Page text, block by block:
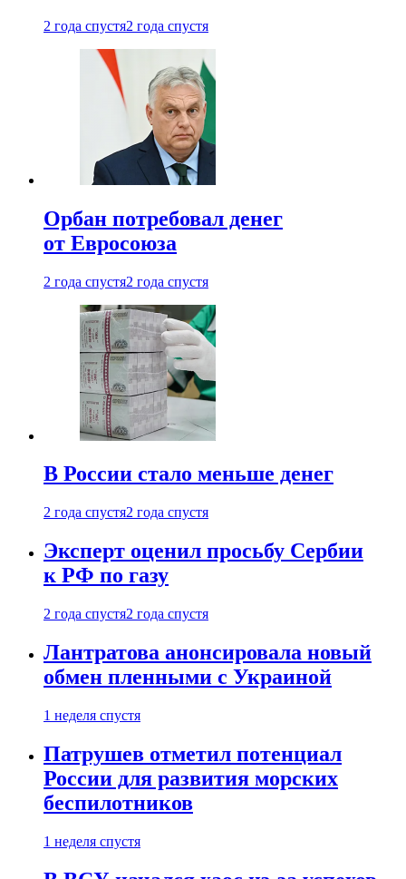
2 года спустя2 года спустя
Орбан потребовал денег
от Евросоюза
2 года спустя2 года спустя
В России стало меньше денег
2 года спустя2 года спустя
Эксперт оценил просьбу Сербии
к РФ по газу
2 года спустя2 года спустя
Лантратова анонсировала новый
обмен пленными с Украиной
1 неделя спустя
Патрушев отметил потенциал
России для развития морских
беспилотников
1 неделя спустя